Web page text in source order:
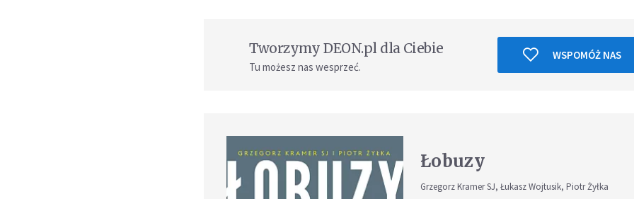
Tworzymy DEON.pl dla Ciebie
Tu możesz nas wesprzeć.
WSPOMÓŻ NAS
Łobuzy
Grzegorz Kramer SJ, Łukasz Wojtusik, Piotr Żyłka